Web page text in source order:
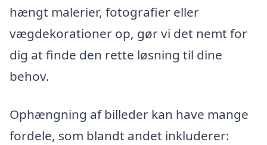
hængt malerier, fotografier eller
vægdekorationer op, gør vi det nemt for
dig at finde den rette løsning til dine
behov.
Ophængning af billeder kan have mange
fordele, som blandt andet inkluderer: